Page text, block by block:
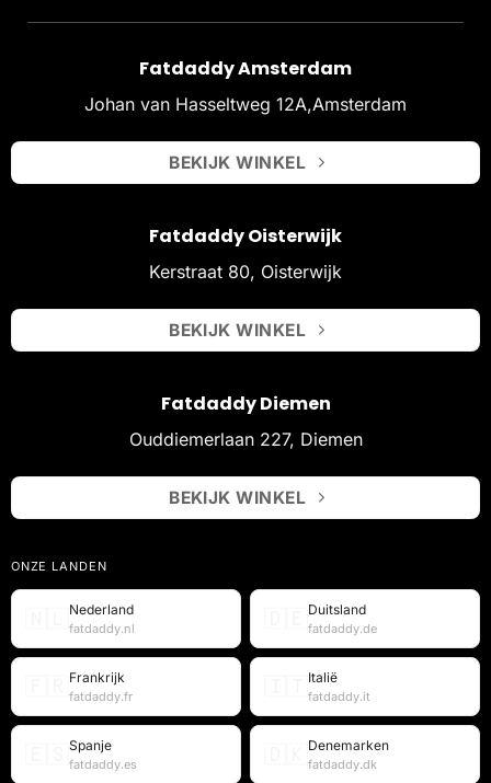
Fatdaddy Amsterdam
Johan van Hasseltweg 12A,Amsterdam
BEKIJK WINKEL
Fatdaddy Oisterwijk
Kerstraat 80, Oisterwijk
BEKIJK WINKEL
Fatdaddy Diemen
Ouddiemerlaan 227, Diemen
BEKIJK WINKEL
ONZE LANDEN
Nederland
fatdaddy.nl
Duitsland
fatdaddy.de
Frankrijk
fatdaddy.fr
Italië
fatdaddy.it
Spanje
fatdaddy.es
Denemarken
fatdaddy.dk